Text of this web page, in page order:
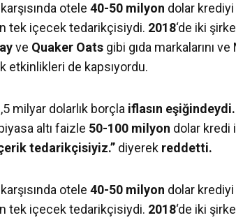
otele 40-50 milyon dolar krediyi
tek içecek tedarikçisiydi. 2018‘de iki
ve Quaker Oats gibi gıda markalarını
etkinlikleri de kapsıyordu.
milyar dolarlık borçla iflasın eşiğindeydi.
altı faizle 50-100 milyon dolar kredi
tedarikçisiyiz.” diyerek reddetti.
otele 40-50 milyon dolar krediyi
tek içecek tedarikçisiydi. 2018‘de iki